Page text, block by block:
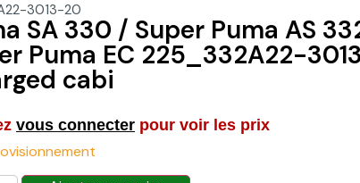
3013-20
SA 330 / Super Puma AS
Puma EC 225_332A22-
cabi
vous connecter pour voir les prix